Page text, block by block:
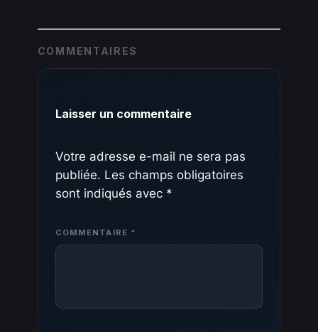
COMMENTAIRES
Laisser un commentaire
Votre adresse e-mail ne sera pas
publiée. Les champs obligatoires
sont indiqués avec *
COMMENTAIRE *